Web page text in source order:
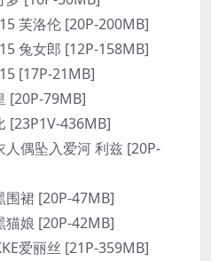
芙洛伦 [20P-200MB]
兔女郎 [12P-158MB]
[17P-21MB]
[20P-79MB]
[23P1V-436MB]
偶坠入爱河 利兹 [20P-
围裙 [20P-47MB]
猫娘 [20P-42MB]
爱丽丝 [21P-359MB]